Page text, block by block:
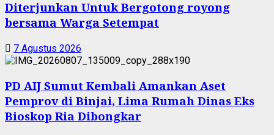
Diterjunkan Untuk Bergotong royong
bersama Warga Setempat
7 Agustus 2026
PD AIJ Sumut Kembali Amankan Aset
Pemprov di Binjai, Lima Rumah Dinas Eks
Bioskop Ria Dibongkar